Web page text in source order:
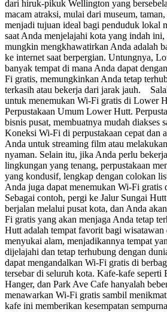
dari hiruk-pikuk Wellington yang
macam atraksi, mulai dari museum,
menjadi tujuan ideal bagi penduduk lokal
saat Anda menjelajahi kota yang indah ini,
mungkin mengkhawatirkan Anda adalah
ke internet saat berpergian. Untungnya,
banyak tempat di mana Anda dapat
Fi gratis, memungkinkan Anda tetap
terkasih atau bekerja dari jarak jauh.
untuk menemukan Wi-Fi gratis di Lower
Perpustakaan Umum Lower Hutt.
bisnis pusat, membuatnya mudah diakses
Koneksi Wi-Fi di perpustakaan cepat dan
Anda untuk streaming film atau
nyaman. Selain itu, jika Anda perlu
lingkungan yang tenang, perpustakaan
yang kondusif, lengkap dengan colokan
Anda juga dapat menemukan Wi-Fi
Sebagai contoh, pergi ke Jalur Sungai
berjalan melalui pusat kota, dan Anda
Fi gratis yang akan menjaga Anda tetap
Hutt adalah tempat favorit bagi
menyukai alam, menjadikannya tempat
dijelajahi dan tetap terhubung dengan
dapat mengandalkan Wi-Fi gratis di
tersebar di seluruh kota. Kafe-kafe seperti
Hanger, dan Park Ave Cafe hanyalah
menawarkan Wi-Fi gratis sambil
kafe ini memberikan kesempatan